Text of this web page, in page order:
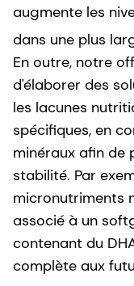
augmente les
dans une plus
En outre, notre
d'élaborer des
les lacunes
spécifiques, en
minéraux afin de
stabilité. Par
micronutriments
associé à un
contenant du
complète aux